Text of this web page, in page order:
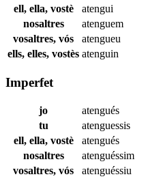
ell, ella, vostè
atengui
nosaltres
atenguem
vosaltres, vós
atengueu
ells, elles, vostès atenguin
Imperfet
jo
atengués
tu
atenguessis
ell, ella, vostè
atengués
nosaltres
atenguéssim
vosaltres, vós
atenguéssiu